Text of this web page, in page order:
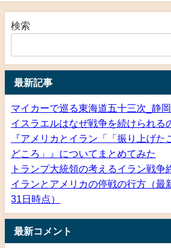
検索
最新記事
マイカーで巡る東海道五十三次_静岡
イスラエルはなぜ戦争を続けられる
『アメリカとイラン「「振り上げた
どころ」』についてまとめてみた
トランプ大統領の考えるイラン戦争
イランとアメリカの停戦の行方（最
31日時点）
最新コメント